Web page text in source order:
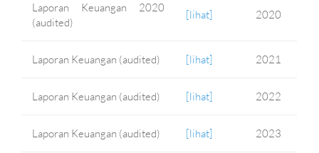
Laporan Keuangan 2020
(audited)
[lihat] 2020
Laporan Keuangan (audited) [lihat] 2021
Laporan Keuangan (audited) [lihat] 2022
Laporan Keuangan (audited) [lihat] 2023